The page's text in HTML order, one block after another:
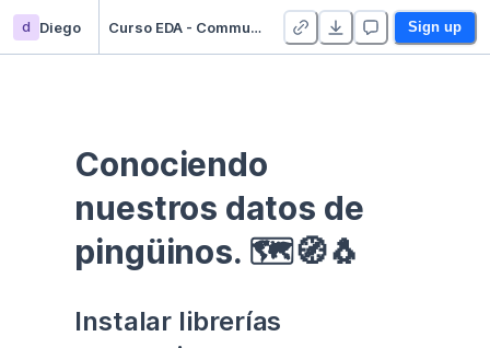
d Diego Curso EDA - Communication - Duplicate Sign up
Conociendo
nuestros datos de
pingüinos. 🗺🧭🐧
Instalar librerías